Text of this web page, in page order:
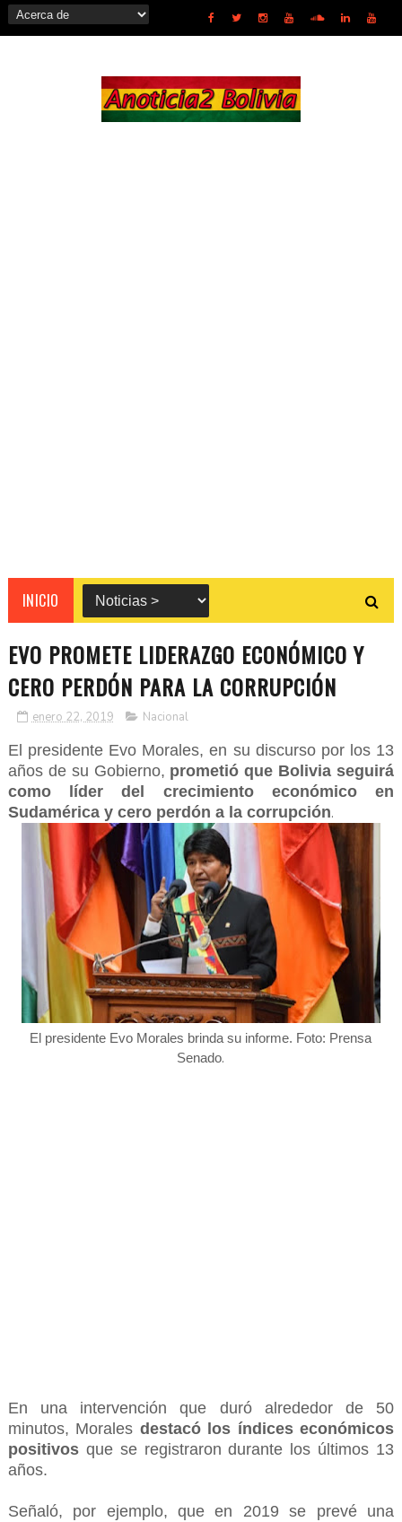
INICIO
EVO PROMETE LIDERAZGO ECONÓMICO Y
CERO PERDÓN PARA LA CORRUPCIÓN
enero 22, 2019 Nacional
El presidente Evo Morales, en su discurso por los 13
años de su Gobierno, prometió que Bolivia seguirá
como líder del crecimiento económico en
Sudamérica y cero perdón a la corrupción.
El presidente Evo Morales brinda su informe. Foto: Prensa
Senado.
En una intervención que duró alrededor de 50
minutos, Morales destacó los índices económicos
positivosque se registraron durante los últimos 13
años.
Señaló, por ejemplo, que en 2019 se prevé una